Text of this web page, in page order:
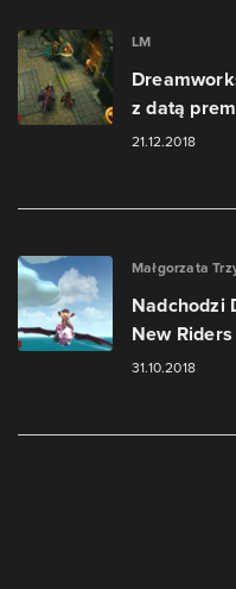
LM
z datą
21.12.2018
Małgorzata
Nadchodzi
New
31.10.2018